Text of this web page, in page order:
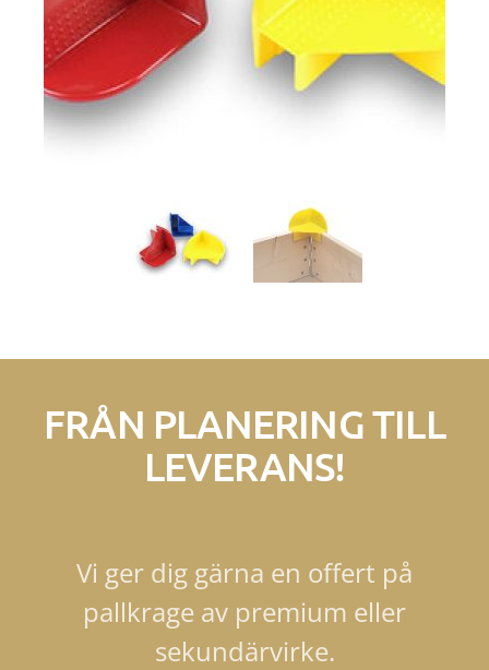
FRÅN PLANERING TILL
LEVERANS!
Vi ger dig gärna en offert på
pallkrage av premium eller
sekundärvirke.